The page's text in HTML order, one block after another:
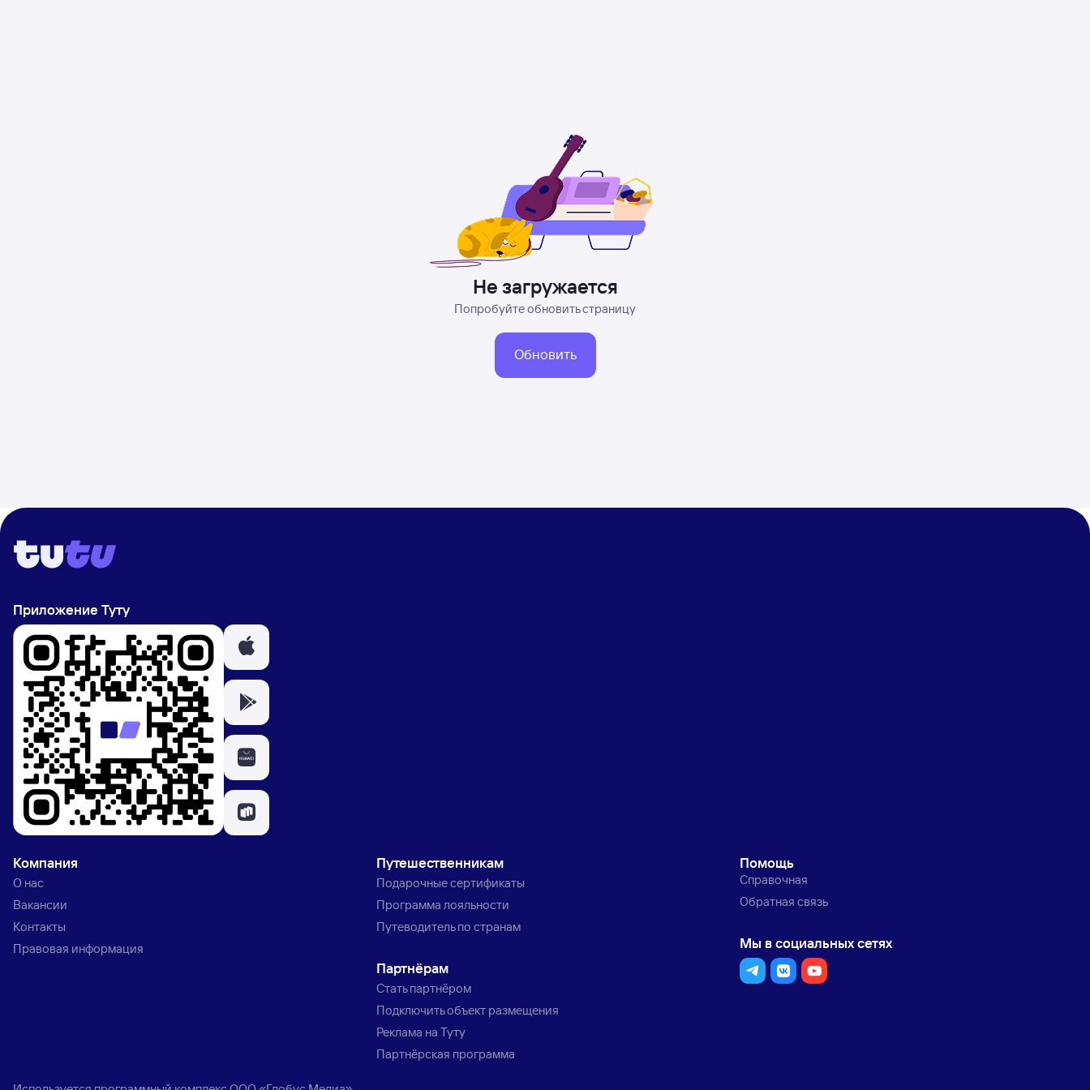
Не загружается
Попробуйте обновить страницу
Обновить
Приложение Туту
Компания
О нас
Вакансии
Контакты
Правовая информация
Путешественникам
Подарочные сертификаты
Программа лояльности
Путеводитель по странам
Партнёрам
Стать партнёром
Подключить объект размещения
Реклама на Туту
Партнёрская программа
Помощь
Справочная
Обратная связь
Мы в социальных сетях